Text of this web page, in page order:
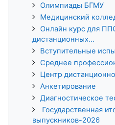
Олимпиады БГМУ
Медицинский
Онлайн курс для
дистанционных...
Вступительные
Среднее
Центр
Анкетирование
Диагностическое
Государственная
выпускников-2026